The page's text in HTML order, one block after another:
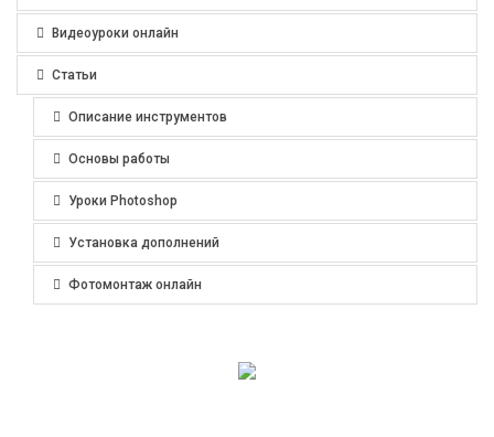
Видеоуроки онлайн
Статьи
Описание инструментов
Основы работы
Уроки Photoshop
Установка дополнений
Фотомонтаж онлайн